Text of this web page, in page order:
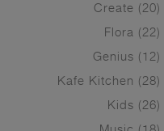
Create (20)
Flora (22)
Genius (12)
Kafe Kitchen (28)
Kids (26)